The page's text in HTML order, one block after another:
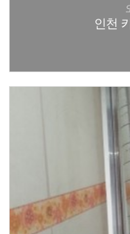
인천